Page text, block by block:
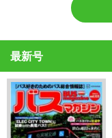
最新号